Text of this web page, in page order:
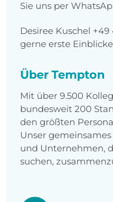
Sie uns per
Desiree Kuschel
gerne erste
Über Tempton
Mit über 9.500
bundesweit 200
den größten
Unser
und Unternehmen,
suchen,